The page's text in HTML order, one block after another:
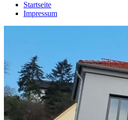
Startseite
Impressum